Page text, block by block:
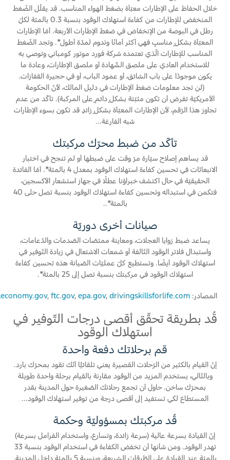
السعودية‬
الامارات
العربية
المتحدة
Ford Protect لمحة عامة عن
باقة الصيانة الفائقة
باقة الخدمة
باقة العناية الفائقة
دعم المزامنة
أجزاء
قطع غيار فورد الأصلية
موتوركرافت
اتصل بنا
اتصل بنا
الأسئلة الشائعة
خلال الحفاظ على الإطارات معبّأة بضغط الهواء المناسب. قد يقلّل الضّغط
المنخفض للإطارات من كفاءة استهلاك الوقود بنسبة 0.3 بالمئة لكلّ
رطل في البوصة من الإنخفاض في ضغط الإطارات الأربعة. أمّا الإطارات
المعبّأة بشكلٍ مناسبٍ فهي أكثر أمانًا وتدوم لمدّة أطول*. وتجد الضّغط
المناسب للإطارات الّذي تعتمده شركة فورد موتور كومباني وتوصي به
للاستخدام العادي على ملصق الشّهادة أو ملصق الإطارات، وعادة ما
يكون موجودًا على باب السّائق، أو عمود الباب، أو في حجيرة القفازات.
(لن تجد معلومات ضغط الإطارات في دليل المالك، لأنّ الحكومة
الأمريكيّة تفرض أن تكون مثبّتة بشكلٍ دائمٍ على المركبة). تأكّد من عدم
تجاوز هذا الرّقم، لأن الإطارات المعبّأة بشكلٍ زائدٍ قد تكون بسوء الإطارات
شبه الفارغة...
تأكّد من ضبط محرّك مركبتك
قد يساهم إصلاح سيّارة مرّ وقت على ضبطها أو لم تنجح في اختبار
الانبعاثات في تحسين كفاءة استهلاك الوقود بمعدل 4 بالمئة*. أمّا الفائدة
الحقيقيّة في حال اكتشف خبراؤنا عطلًا في جهاز استشعار الأكسجين،
فتكمن في استبداله وتحسين كفاءة استهلاك الوقود بنسبة تصل حتّى 40
بالمئة*..
صيانات أخرى دوريّة
يساعد ضبط زوايا العجلات، ومعاينة ممتصّات الصّدمات والدّعامات،
واستبدال فلاتر الوقود التّالفة أو شمعات الاشتعال في زيادة التّوفير في
استهلاك الوقود أيضًا. وتستطيع كلّ عمليّات الصّيانة هذه تحسين كفاءة
استهلاك الوقود في مركبتك بنسبة تصل إلى 25 بالمئة*.
المصادر: , ftc.gov, epa.gov, drivingskillsforlife.com
قُد بطريقة تحقّق أقصى درجات التّوفير في
استهلاك الوقود
قم برحلاتك دفعة واحدة
إنّ القيام بالكثير من الرّحلات القصيرة يعني تلقائيًّا أنّك تقود بمحرّك بارد.
وبالتّالي، يستخدم المزيد من الوقود مقارنة بالقيام برحلة واحدة طويلة
بمحرّك ساخن. حاول أن تجمع رحلاتك الصّغيرة حول المدينة بقدر
المستطاع لكي تستفيد إلى أقصى درجة من توفير استهلاك الوقود...
قُد مركبتك بمسؤوليّة وحكمة
إنّ القيادة بسرعة عالية (سرعة زائدة، وتسارع، واستخدام الفرامل بسرعة)
تهدر الوقود. ومن شأنها أن تخفض الكفاءة في استخدام الوقود بنسبة 33
بالمئة عند القيادة على الطّرقات السّريعة، وبنسبة 5 بالمئة داخل المدينة.